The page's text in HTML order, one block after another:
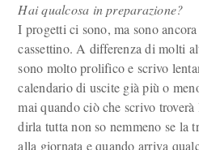
Hai qualcosa in preparazione?
I progetti ci sono, ma sono
cassettino. A differenza di molti
sono molto prolifico e scrivo
calendario di uscite già più o
mai quando ciò che scrivo
dirla tutta non so nemmeno se la
alla giornata e quando arriva